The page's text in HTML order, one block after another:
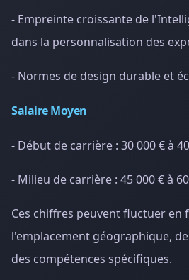
- Empreinte croissante de
dans la personnalisation des
- Normes de design durable et
Salaire Moyen
- Début de carrière : 30 000 € à
- Milieu de carrière : 45 000 € à
Ces chiffres peuvent fluctuer en
l'emplacement géographique,
des compétences spécifiques.